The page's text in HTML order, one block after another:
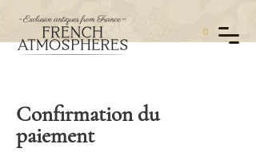
0
Confirmation du
paiement